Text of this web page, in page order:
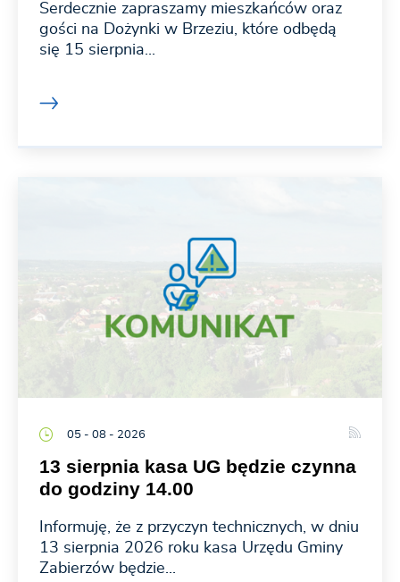
Serdecznie zapraszamy mieszkańców oraz
gości na Dożynki w Brzeziu, które odbędą
się 15 sierpnia...
05 - 08 - 2026
13 sierpnia kasa UG będzie czynna
do godziny 14.00
Informuję, że z przyczyn technicznych, w dniu
13 sierpnia 2026 roku kasa Urzędu Gminy
Zabierzów będzie...